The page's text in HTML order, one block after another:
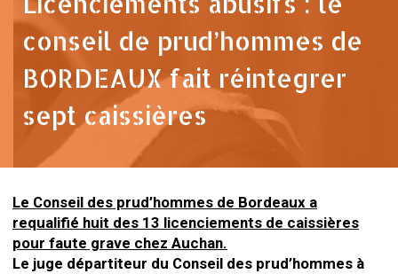
conseil de prud’hommes de
BORDEAUX fait réintegrer
sept caissières
Le Conseil des prud’hommes de Bordeaux a
requalifié huit des 13 licenciements de caissières
pour faute grave chez Auchan.
Le juge départiteur du Conseil des prud’hommes à